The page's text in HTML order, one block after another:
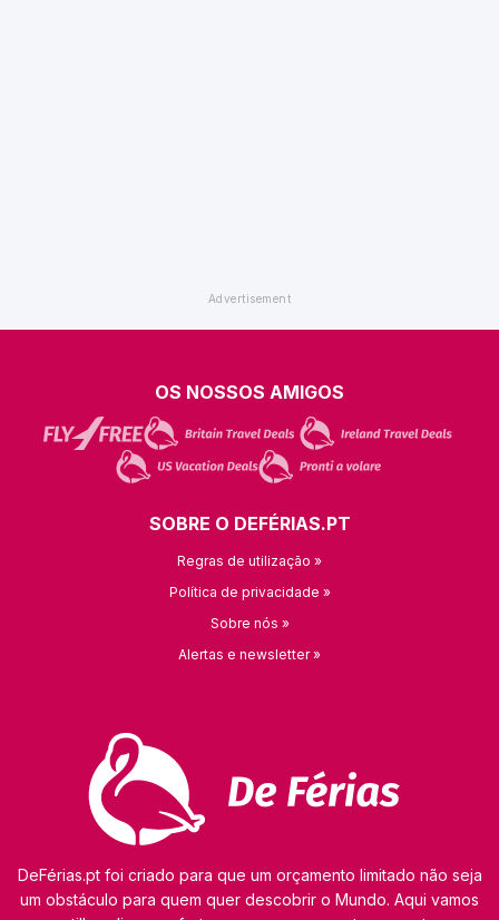
DeFérias.pt foi criado para que um orçamento limitado não seja
um obstáculo para quem quer descobrir o Mundo. Aqui vamos
OS NOSSOS AMIGOS
SOBRE O DEFÉRIAS.PT
Regras de utilização »
Política de privacidade »
Sobre nós »
Alertas e newsletter »